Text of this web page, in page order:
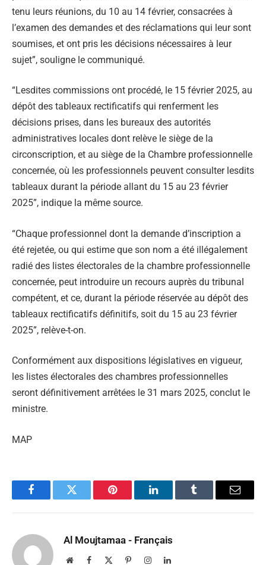
tenu leurs réunions, du 10 au 14 février, consacrées à
l’examen des demandes et des réclamations qui leur sont
soumises, et ont pris les décisions nécessaires à leur
sujet”, souligne le communiqué.
“Lesdites commissions ont procédé, le 15 février 2025, au
dépôt des tableaux rectificatifs qui renferment les
décisions prises, dans les bureaux des autorités
administratives locales dont relève le siège de la
circonscription, et au siège de la Chambre professionnelle
concernée, où les professionnels peuvent consulter lesdits
tableaux durant la période allant du 15 au 23 février
2025”, indique la même source.
“Chaque professionnel dont la demande d’inscription a
été rejetée, ou qui estime que son nom a été illégalement
radié des listes électorales de la chambre professionnelle
concernée, peut introduire un recours auprès du tribunal
compétent, et ce, durant la période réservée au dépôt des
tableaux rectificatifs définitifs, soit du 15 au 23 février
2025”, relève-t-on.
Conformément aux dispositions législatives en vigueur,
les listes électorales des chambres professionnelles
seront définitivement arrêtées le 31 mars 2025, conclut le
ministre.
MAP
FacebookTwitter Pinterest LinkedInTumblr Email
Al Moujtamaa - Français
WebsiteFacebook PinterestInstagramLinkedIn